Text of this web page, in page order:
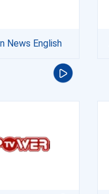
News English